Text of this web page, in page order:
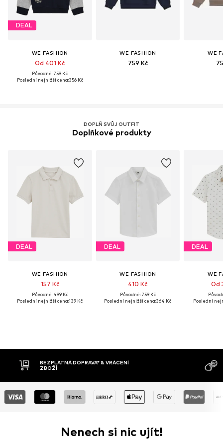
DEAL
WE FASHION
Od 401 Kč
Původně: 759 Kč
Poslední nejnižší cena:356 Kč
WE FASHION
759 Kč
WE
DOPLŇ SVŮJ OUTFIT
Doplňkové produkty
DEAL
WE FASHION
157 Kč
Původně: 499 Kč
Poslední nejnižší cena:139 Kč
DEAL
WE FASHION
410 Kč
Původně: 759 Kč
Poslední nejnižší cena:364 Kč
DEAL
WE
Od
Poslední
BEZPLATNÁ DOPRAVA* & VRÁCENÍ
ZBOŽÍ
Nenech si nic ujít!